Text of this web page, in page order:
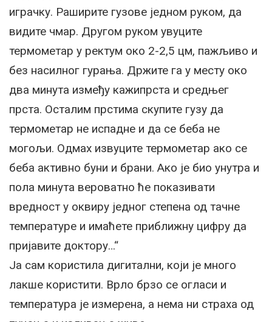
играчку. Раширите гузове једном руком, да
видите чмар. Другом руком увуците
термометар у ректум око 2-2,5 цм, пажљиво и
без насилног гурања. Држите га у месту око
два минута између кажипрста и средњег
прста. Осталим прстима скупите гузу да
термометар не испадне и да се беба не
могољи. Одмах извуците термометар ако се
беба активно буни и брани. Ако је био унутра и
пола минута вероватно ће показивати
вредност у оквиру једног степена од тачне
температуре и имаћете приближну цифру да
пријавите доктору…“
Ја сам користила дигитални, који је много
лакше користити. Врло брзо се огласи и
температура је измерена, а нема ни страха од